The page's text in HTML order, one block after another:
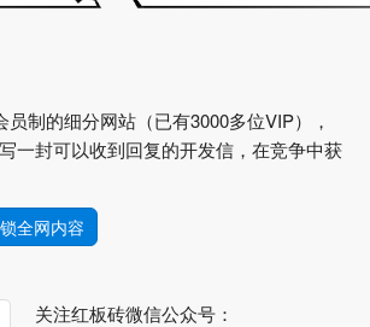
制的细分网站（已有3000多位VIP），
一封可以收到回复的开发信，在竞争中获
全网内容
关注红板砖微信公众号：